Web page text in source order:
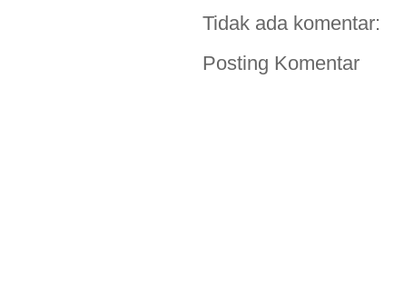
Tidak ada komentar:
Posting Komentar